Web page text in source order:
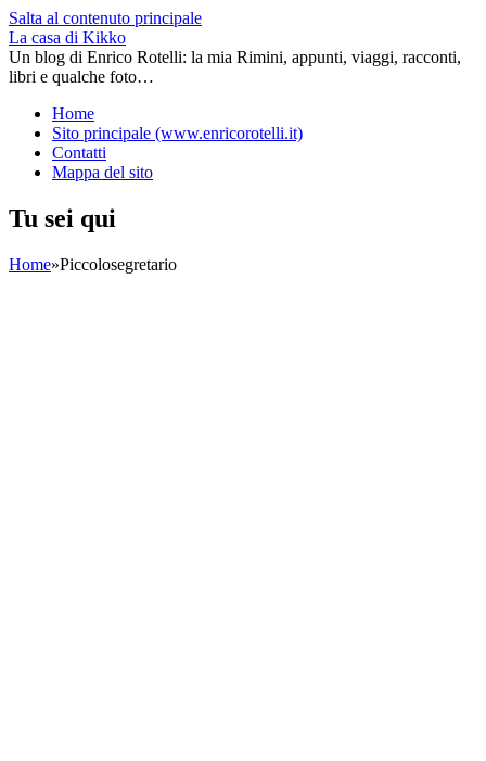
Salta al contenuto principale
La casa di Kikko
Un blog di Enrico Rotelli: la mia Rimini, appunti, viaggi, racconti,
libri e qualche foto…
Home
Sito principale (www.enricorotelli.it)
Contatti
Mappa del sito
Tu sei qui
Home»Piccolosegretario